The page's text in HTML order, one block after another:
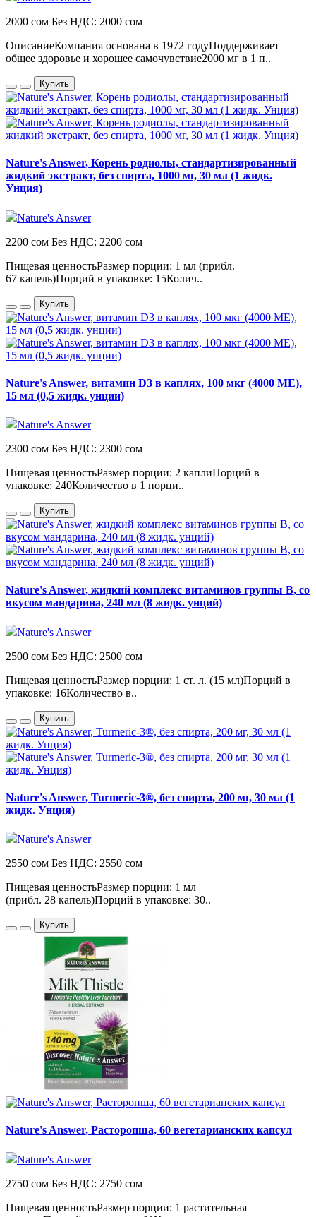
2000 сом Без НДС: 2000 сом
ОписаниеКомпания основана в 1972 годуПоддерживает
общее здоровье и хорошее самочувствие2000 мг в 1 п..
Купить
Nature's Answer, Корень родиолы, стандартизированный
жидкий экстракт, без спирта, 1000 мг, 30 мл (1 жидк.
Унция)
Nature's Answer
2200 сом Без НДС: 2200 сом
Пищевая ценностьРазмер порции: 1 мл (прибл.
67 капель)Порций в упаковке: 15Колич..
Купить
Nature's Answer, витамин D3 в каплях, 100 мкг (4000 МЕ),
15 мл (0,5 жидк. унции)
Nature's Answer
2300 сом Без НДС: 2300 сом
Пищевая ценностьРазмер порции: 2 каплиПорций в
упаковке: 240Количество в 1 порци..
Купить
Nature's Answer, жидкий комплекс витаминов группы B, со
вкусом мандарина, 240 мл (8 жидк. унций)
Nature's Answer
2500 сом Без НДС: 2500 сом
Пищевая ценностьРазмер порции: 1 ст. л. (15 мл)Порций в
упаковке: 16Количество в..
Купить
Nature's Answer, Turmeric-3®, без спирта, 200 мг, 30 мл (1
жидк. Унция)
Nature's Answer
2550 сом Без НДС: 2550 сом
Пищевая ценностьРазмер порции: 1 мл
(прибл. 28 капель)Порций в упаковке: 30..
Купить
Nature's Answer, Расторопша, 60 вегетарианских капсул
Nature's Answer
2750 сом Без НДС: 2750 сом
Пищевая ценностьРазмер порции: 1 растительная